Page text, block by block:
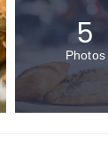
5
Photos